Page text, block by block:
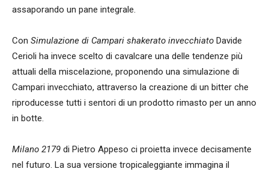
assaporando un pane integrale.
Con Simulazione di Campari shakerato invecchiato Davide
Cerioli ha invece scelto di cavalcare una delle tendenze più
attuali della miscelazione, proponendo una simulazione di
Campari invecchiato, attraverso la creazione di un bitter che
riproducesse tutti i sentori di un prodotto rimasto per un anno
in botte.
Milano 2179 di Pietro Appeso ci proietta invece decisamente
nel futuro. La sua versione tropicaleggiante immagina il